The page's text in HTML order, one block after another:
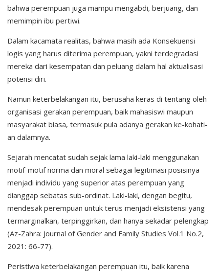
bahwa perempuan juga mampu mengabdi, berjuang, dan
memimpin ibu pertiwi.
Dalam kacamata realitas, bahwa masih ada Konsekuensi
logis yang harus diterima perempuan, yakni terdegradasi
mereka dari kesempatan dan peluang dalam hal aktualisasi
potensi diri.
Namun keterbelakangan itu, berusaha keras di tentang oleh
organisasi gerakan perempuan, baik mahasiswi maupun
masyarakat biasa, termasuk pula adanya gerakan ke-kohati-
an dalamnya.
Sejarah mencatat sudah sejak lama laki-laki menggunakan
motif-motif norma dan moral sebagai legitimasi posisinya
menjadi individu yang superior atas perempuan yang
dianggap sebatas sub-ordinat. Laki-laki, dengan begitu,
mendesak perempuan untuk terus menjadi eksistensi yang
termarginalkan, terpinggirkan, dan hanya sekadar pelengkap
(Az-Zahra: Journal of Gender and Family Studies Vol.1 No.2,
2021: 66-77).
Peristiwa keterbelakangan perempuan itu, baik karena